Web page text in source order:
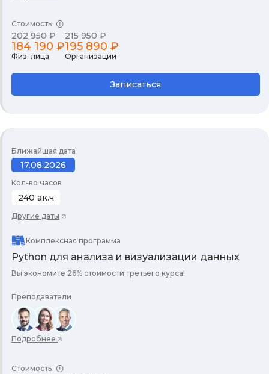
Стоимость
202 950 ₽
184 190 ₽
Физ. лица
215 950 ₽
195 890 ₽
Организации
Записаться
Ближайшая дата
17.08.2026
Кол-во часов
240 ак.ч
Другие даты
Комплексная программа
Python для анализа и визуализации данных
Вы экономите 26% стоимости третьего курса!
Преподаватели
Подробнее
Стоимость